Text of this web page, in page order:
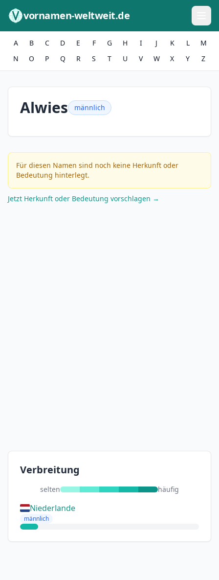
vornamen-weltweit.de
A B C D E F G H I J K L
M
N
O P Q R S T U V W X Y Z
Alwies männlich
Für diesen Namen sind noch keine Herkunft oder
Bedeutung hinterlegt.
Jetzt Herkunft oder Bedeutung vorschlagen →
Verbreitung
selten häufig
Niederlande
männlich